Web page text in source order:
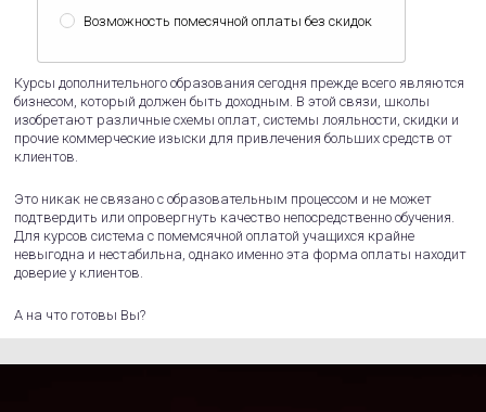
Возможность помесячной оплаты без скидок
Курсы дополнительного образования сегодня прежде всего являются
бизнесом, который должен быть доходным. В этой связи, школы
изобретают различные схемы оплат, системы лояльности, скидки и
прочие коммерческие изыски для привлечения больших средств от
клиентов.
Это никак не связано с образовательным процессом и не может
подтвердить или опровергнуть качество непосредственно обучения.
Для курсов система с помемсячной оплатой учащихся крайне
невыгодна и нестабильна, однако именно эта форма оплаты находит
доверие у клиентов.
А на что готовы Вы?